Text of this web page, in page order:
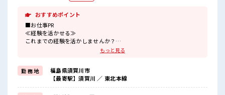
おすすめポイント
■お仕事PR
≪経験を活かせる≫
これまでの経験を活かしませんか？
≪プライベートが充実する≫
場合によってはお願いすることもありますが、
残業はほとんどナシ！
≪機能的な制服アリ≫
もっと見る
勤 務 地
福島県須賀川市
【最寄駅】須賀川 ／ 東北本線